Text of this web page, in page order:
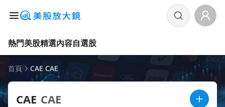
熱門美股精選內容自選股
首頁 CAE CAE
CAE CAE